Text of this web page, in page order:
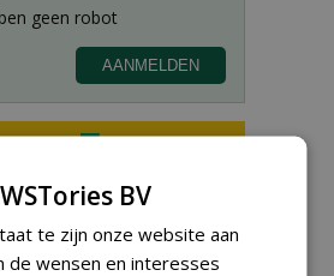
Ontwikkeling bij Diamant
groep Groen Xtra
BV
te zijn onze website aan
de wensen en interesses